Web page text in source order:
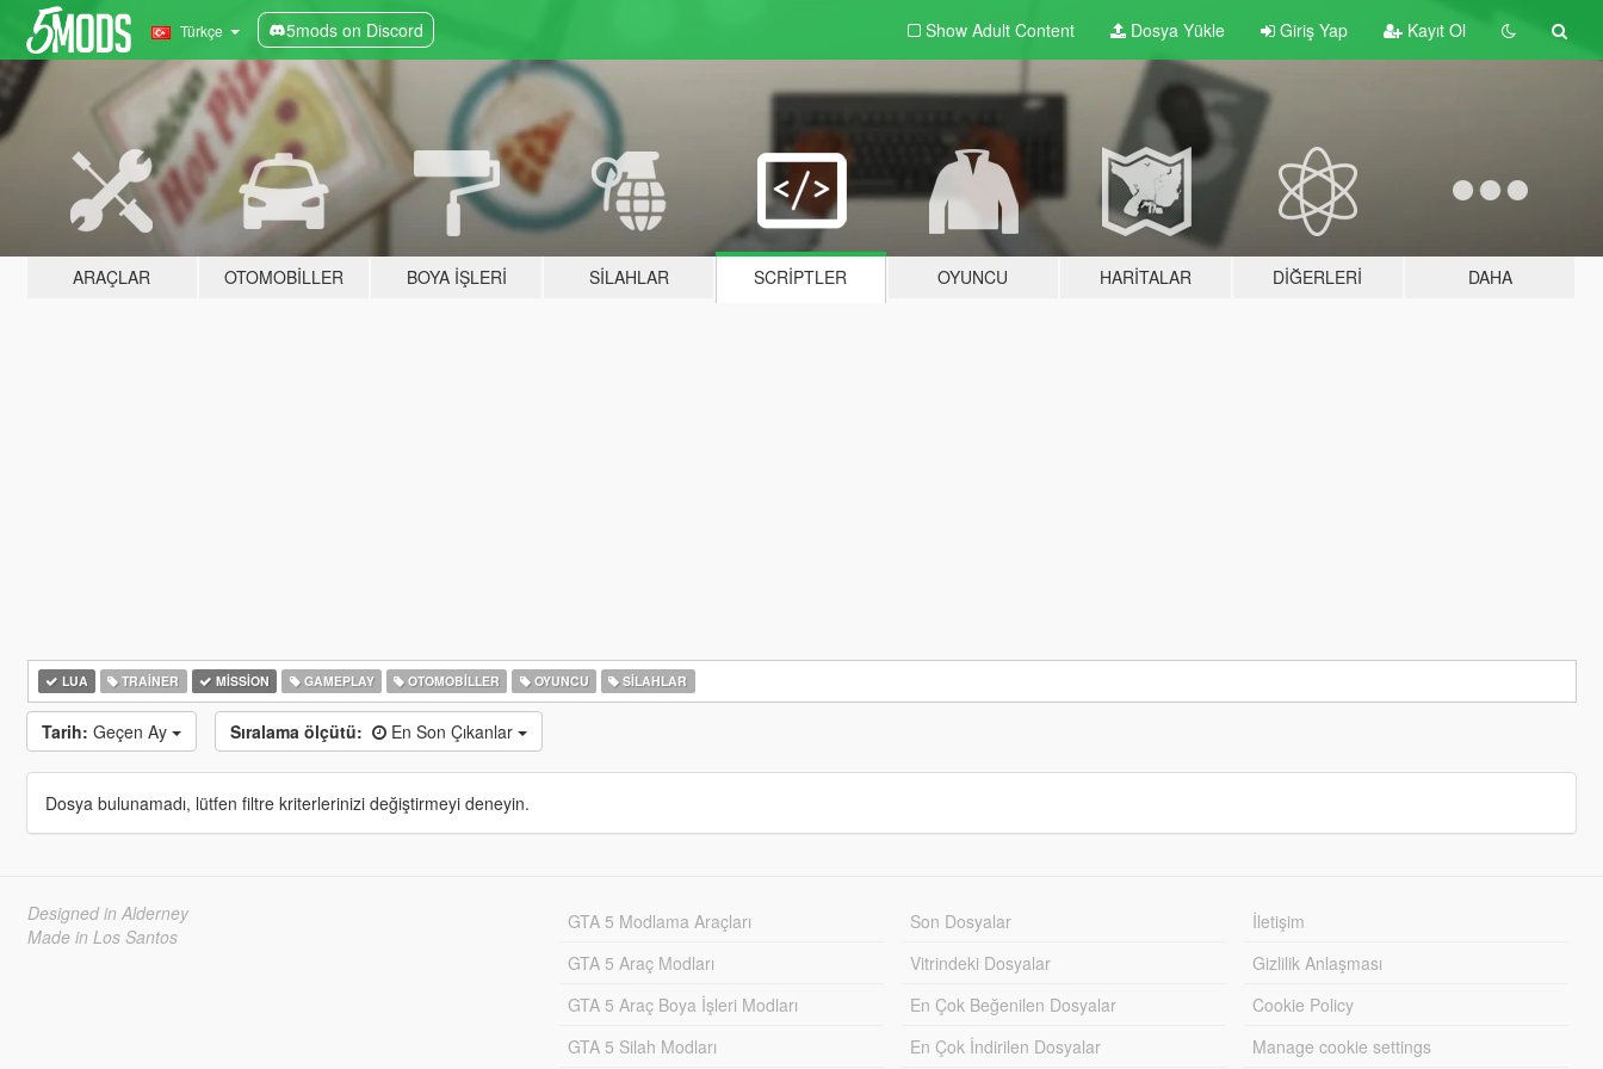
Türkçe 5mods on Discord Show Adult Content Dosya Yükle Giriş Yap Kayıt Ol
ARAÇLAR OTOMOBILLER BOYA İŞLERI SILAHLAR SCRIPTLER OYUNCU HARITALAR DIĞERLERI DAHA
LUA TRAINER MISSION GAMEPLAY OTOMOBILLER OYUNCU SILAHLAR
Tarih: Geçen Ay Sıralama ölçütü: En Son Çıkanlar
Dosya bulunamadı, lütfen filtre kriterlerinizi değiştirmeyi deneyin.
Designed in Alderney
Made in Los Santos
GTA 5 Modlama Araçları
GTA 5 Araç Modları
GTA 5 Araç Boya İşleri Modları
GTA 5 Silah Modları
Son Dosyalar
Vitrindeki Dosyalar
En Çok Beğenilen Dosyalar
En Çok İndirilen Dosyalar
İletişim
Gizlilik Anlaşması
Cookie Policy
Manage cookie settings